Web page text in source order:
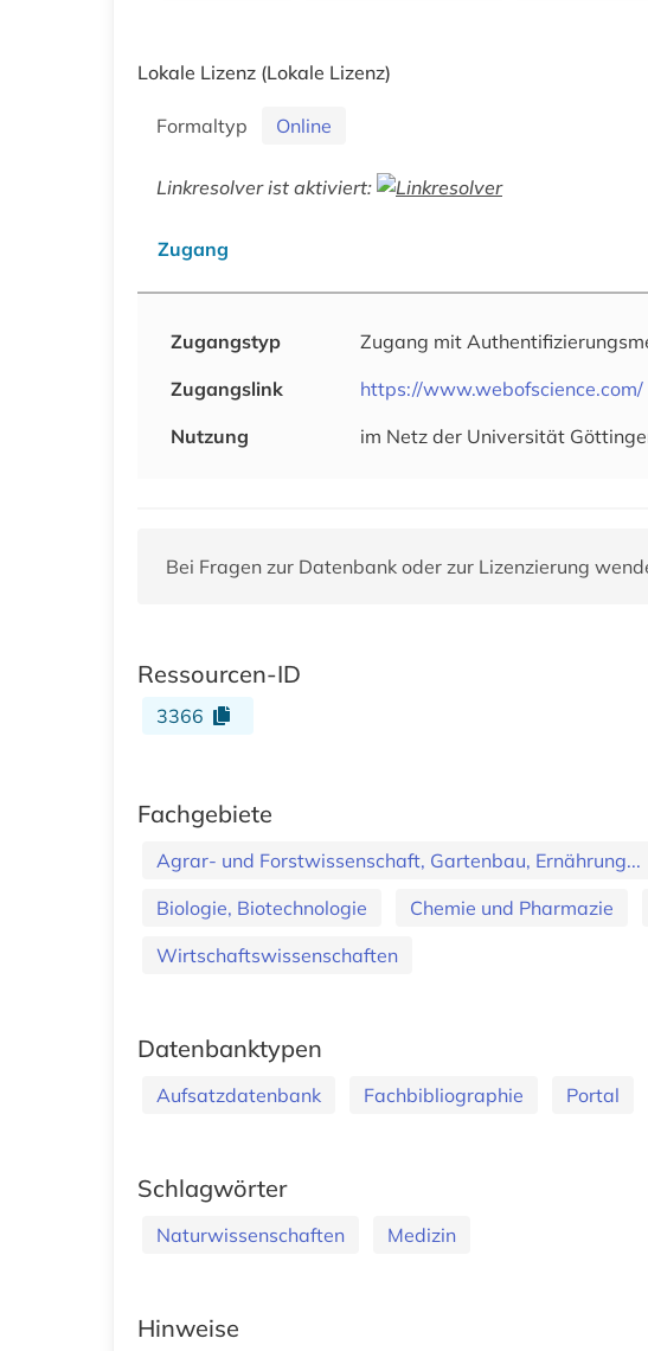
Lokale Lizenz (Lokale Lizenz)
Formaltyp Online
Linkresolver ist aktiviert:
Zugang
Zugangstyp Zugang mit
Zugangslink
https://www.webofscience.com/
Nutzung
im Netz der Universität
Bei Fragen zur Datenbank oder zur Lizenzierung
Ressourcen-ID
3366
Fachgebiete
Agrar- und Forstwissenschaft, Gartenbau, Ernährung...
Biologie, Biotechnologie
Chemie und Pharmazie
Wirtschaftswissenschaften
Datenbanktypen
Aufsatzdatenbank Fachbibliographie Portal
Schlagwörter
Naturwissenschaften Medizin
Hinweise